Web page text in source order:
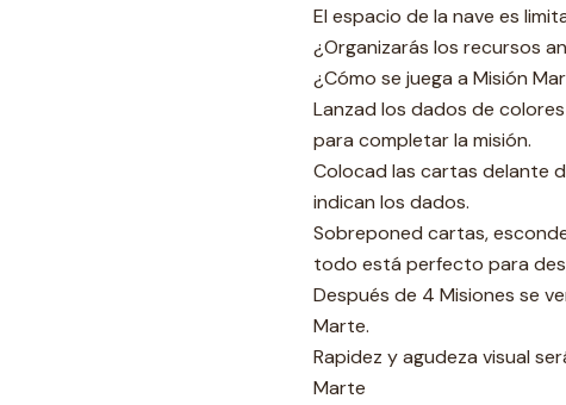
El espacio de la nave es
¿Organizarás los recursos
¿Cómo se juega a Misión
Lanzad los dados de
para completar la misión.
Colocad las cartas delante
indican los dados.
Sobreponed cartas,
todo está perfecto para
Después de 4 Misiones se
Marte.
Rapidez y agudeza visual
Marte